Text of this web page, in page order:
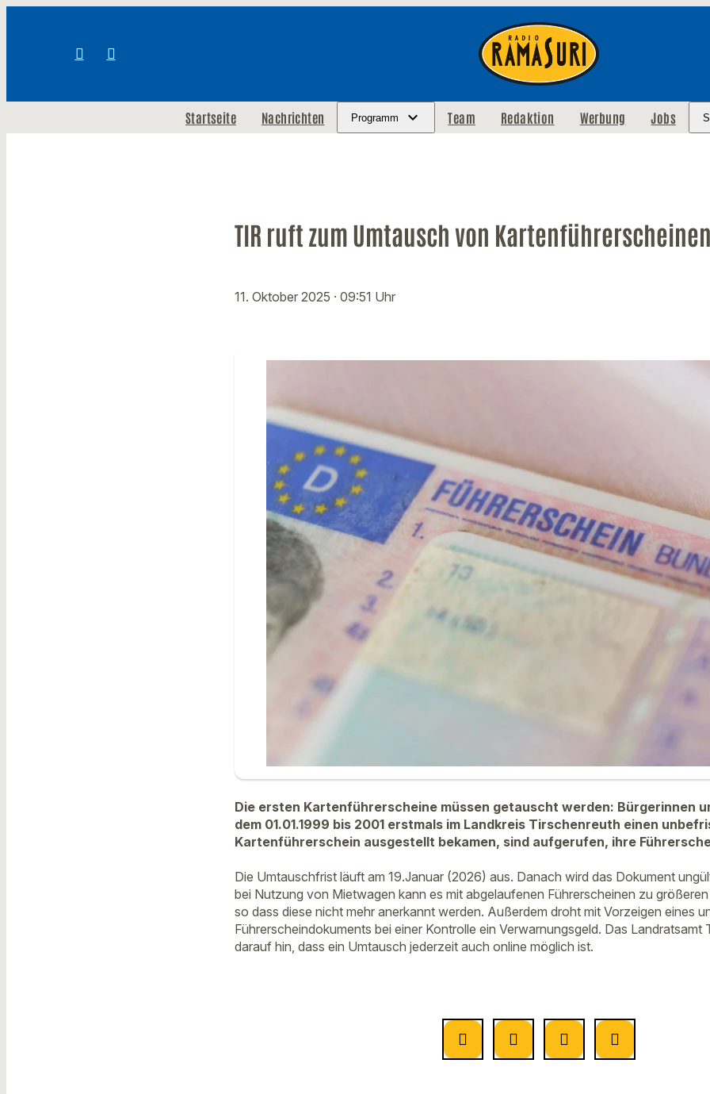
Startseite Nachrichten Programm Team Redaktion Werbung Jobs
TIR ruft zum Umtausch von
11. Oktober 2025 · 09:51 Uhr
Die ersten Kartenführerscheine müssen getauscht werden: Bürgerinnen
dem 01.01.1999 bis 2001 erstmals im Landkreis Tirschenreuth einen
Kartenführerschein ausgestellt bekamen, sind aufgerufen, ihre
Die Umtauschfrist läuft am 19.Januar (2026) aus. Danach wird das Dokument
bei Nutzung von Mietwagen kann es mit abgelaufenen Führerscheinen zu
so dass diese nicht mehr anerkannt werden. Außerdem droht mit Vorzeigen eines
Führerscheindokuments bei einer Kontrolle ein Verwarnungsgeld. Das Landratsamt
darauf hin, dass ein Umtausch jederzeit auch online möglich ist.